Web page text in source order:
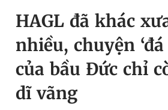
Chuyên mục
Chuyên mục khác
Chào ngày mới
Đổi mật khẩu
Tin đã lưu
HAGL đã khác
nhiều, chuyện ‘đá
của bầu Đức chỉ
dĩ vãng